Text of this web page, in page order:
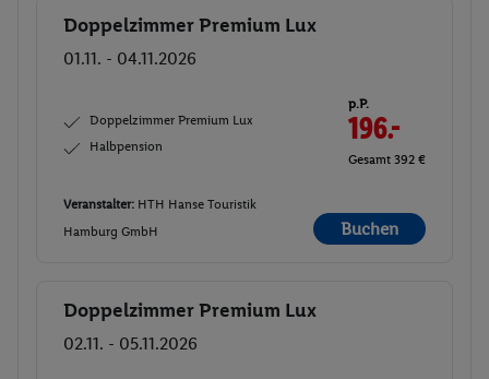
Buchen
Doppelzimmer Premium Lux
01.11. - 04.11.2026
Doppelzimmer Premium Lux
Halbpension
p.P.
196.-
Gesamt 392 €
Veranstalter: HTH Hanse Touristik
Hamburg GmbH
Buchen
Buchen
Doppelzimmer Premium Lux
02.11. - 05.11.2026